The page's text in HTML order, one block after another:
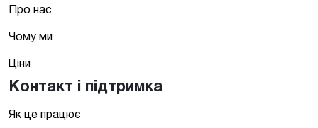
Про нас
Чому ми
Ціни
Контакт і підтримка
Як це працює